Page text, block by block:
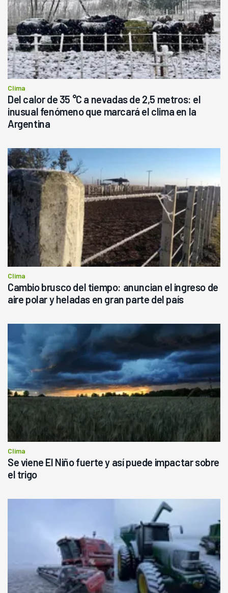
Clima
Del calor de 35 °C a nevadas de 2,5 metros: el
inusual fenómeno que marcará el clima en la
Argentina
Clima
Cambio brusco del tiempo: anuncian el ingreso de
aire polar y heladas en gran parte del país
Clima
Se viene El Niño fuerte y así puede impactar sobre
el trigo